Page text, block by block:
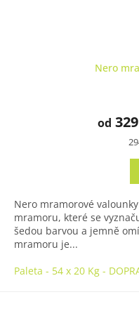
Nero
od
Nero mramorové
mramoru, které se
šedou barvou a jemně
mramoru je...
Paleta - 54 x 20 Kg -